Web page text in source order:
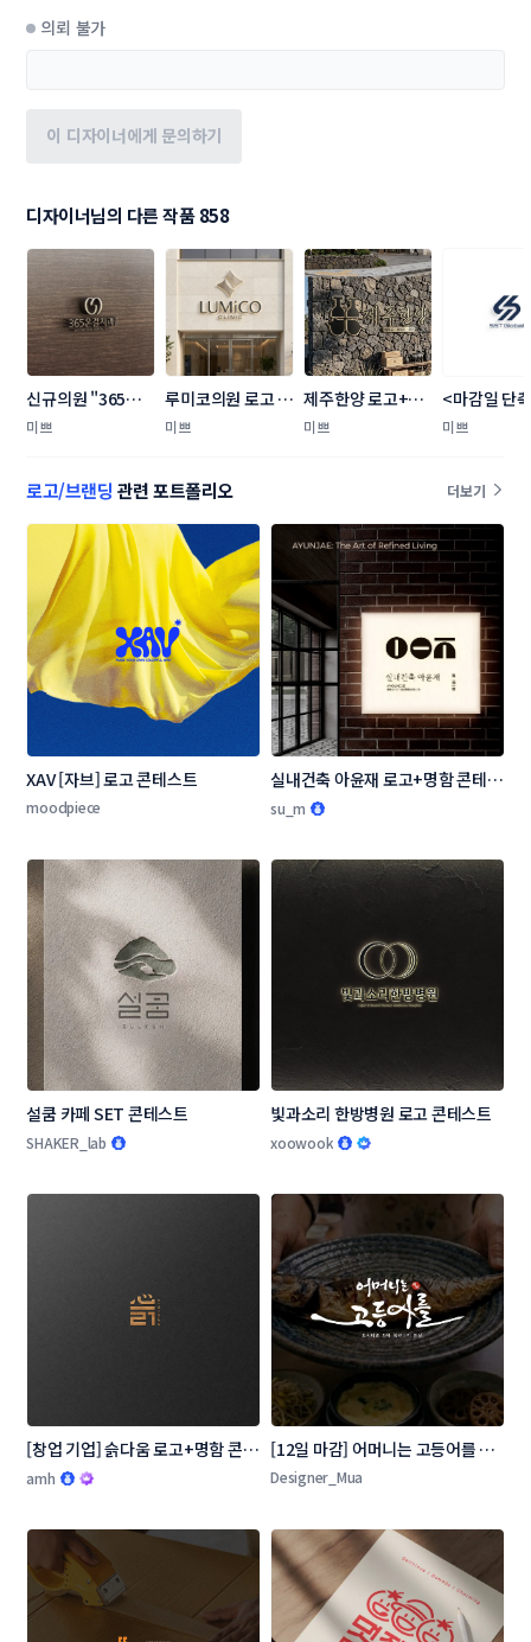
의뢰 불가
이 디자이너에게 문의하기
디자이너님의 다른 작품 858
신규의원 "365온
결치과의원" 로고
미쁘
루미코의원 로고 콘
테스트
미쁘
제주한양 로고+간
판 콘테스트
미쁘
<마감일 단
26일(금) 마
미쁘
로고/브랜딩 관련 포트폴리오 더보기
XAV [자브] 로고 콘테스트
moodpiece
실내건축 아윤재 로고+명함 콘테스
트
su_m
설쿰 카페 SET 콘테스트
SHAKER_lab
빛과소리 한방병원 로고 콘테스트
xoowook
[창업 기업] 슭다움 로고+명함 콘테
스트
amh
[12일 마감] 어머니는 고등어를 로
고 콘테스트
Designer_Mua